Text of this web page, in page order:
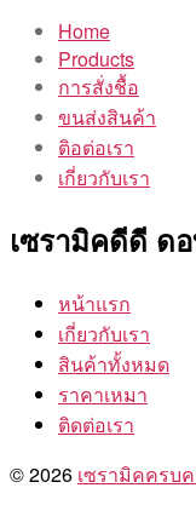
Home
Products
การสั่งชื้อ
ขนส่งสินค้า
ติอต่อเรา
เกี่ยวกับเรา
เซรามิคดีดี ด
หน้าแรก
เกี่ยวกับเรา
สินค้าทั้งหมด
ราคาเหมา
ติดต่อเรา
© 2026 เซรามิคครบ